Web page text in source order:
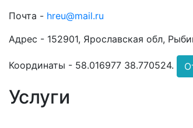
Почта - hreu@mail.ru
Адрес - 152901, Ярославская обл,
Координаты - 58.016977 38.770524.
Услуги